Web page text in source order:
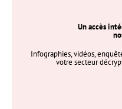
Un accès
Infographies, vidéos,
votre secteur